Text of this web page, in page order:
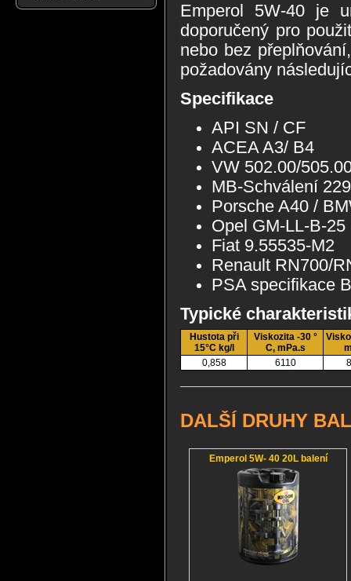
Emperol 5W-40 je
doporučený pro
nebo bez
požadovány
Specifikace
API SN / CF
ACEA A3/ B4
VW 502.00/
MB-Schválení
Porsche A40 /
Opel GM-LL-B-25
Fiat 9.55535-M2
Renault RN700/
PSA specifikace
Typické
Hustota při
15°C kg/l
Viskozita -30 °
C, mPa.s
0,858
6110
DALŠÍ DRUHY
Emperol 5W- 40 20L balení